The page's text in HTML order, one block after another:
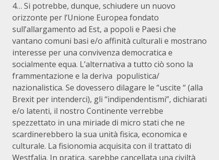
4… Si potrebbe, dunque, schiudere un nuovo
orizzonte per l’Unione Europea fondato
sull’allargamento ad Est, a popoli e Paesi che
vantano comuni basi e/o affinità culturali e mostrano
interesse per una convivenza democratica e
socialmente equa. L’alternativa a tutto ciò sono la
frammentazione e la deriva populistica/
nazionalistica. Se dovessero dilagare le “uscite “ (alla
Brexit per intenderci), gli “indipendentismi”, dichiarati
e/o latenti, il nostro Continente verrebbe
spezzettato in una miriade di micro stati che ne
scardinerebbero la sua unità fisica, economica e
culturale. La fisionomia acquisita con il trattato di
Westfalia. In pratica, sarebbe cancellata una civiltà